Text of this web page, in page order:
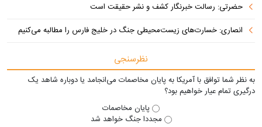
حضرتی: رسالت خبرنگار کشف و نشر حقیقت است
انصاری: خسارت‌های زیست‌محیطی جنگ در خلیج فارس را مطالبه‌ می‌کنیم
نظرسنجی
به نظر شما توافق با آمریکا به پایان مخاصمات می‌انجامد یا دوباره شاهد یک
درگیری تمام عیار خواهیم بود؟
پایان مخاصمات
مجددا جنگ خواهد شد